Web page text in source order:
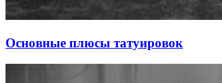
Основные плюсы татуировок